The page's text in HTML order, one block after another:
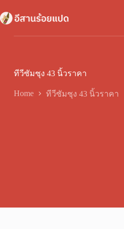
to
content
ทีวีซัมซุง 43 นิ้วราคา
Home ทีวีซัมซุง 43 นิ้วราคา